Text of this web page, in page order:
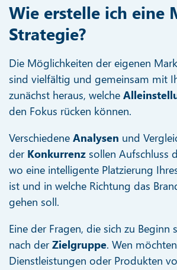
Wie erstelle ich eine
Strategie?
Die Möglichkeiten der eigenen
sind vielfältig und gemeinsam mit
zunächst heraus, welche
den Fokus rücken können.
VerschiedeneAnalysen und
der Konkurrenz sollen Aufschluss
wo eine intelligente Platzierung
ist und in welche Richtung das
gehen soll.
Eine der Fragen, die sich zu Beginn
nach derZielgruppe. Wen
Dienstleistungen oder Produkten